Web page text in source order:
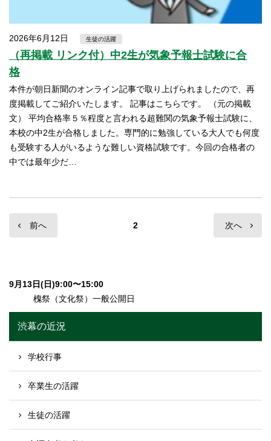
2026年6月12日 生徒の活躍
（再掲載 リンク付）中2生が気象予報士試験に合
格
本件が朝日新聞のオンライン記事で取り上げられましたので、再
度掲載してご紹介いたします。 記事はこちらです。 （元の掲載
文） 平均合格率５％程度と言われる超難関の気象予報士試験に、
本校の中2生が合格しました。専門的に勉強している大人でも何度
も受験する人がいるような難しい資格試験です。今回の合格者の
中では最年少だ…
投
稿
ビ
ゲ
ー
シ
ョ
ン
前へ 2 次へ
9月13日(日)9:00〜15:00
槐祭（文化祭）一般公開日
渋幕の近況
学校行事
卒業生の活躍
生徒の活躍